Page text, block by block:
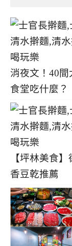
消夜文！40
食堂吃什麼？
【坪林美食
香豆乾推薦